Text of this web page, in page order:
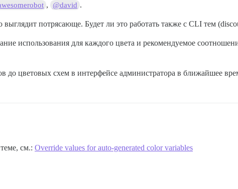
, @david .
потрясающе. Будет ли это работать также с CLI тем
использования для каждого цвета и рекомендуемое
цветовых схем в интерфейсе администратора в ближайшее
см.: Override values for auto-generated color variables